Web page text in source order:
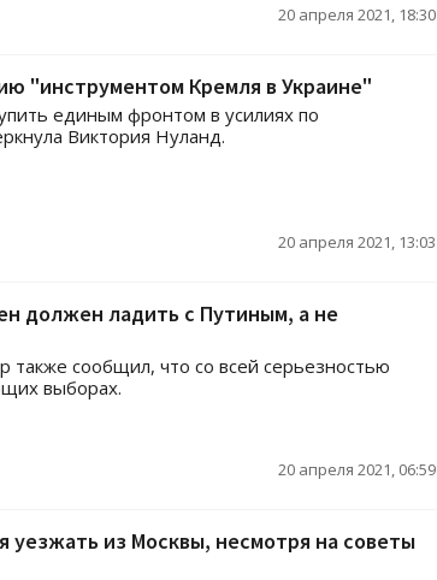
20 апреля 2021, 18:30
"инструментом Кремля в Украине"
единым фронтом в усилиях по
Виктория Нуланд.
20 апреля 2021, 13:03
должен ладить с Путиным, а не
также сообщил, что со всей серьезностью
выборах.
20 апреля 2021, 06:59
уезжать из Москвы, несмотря на советы